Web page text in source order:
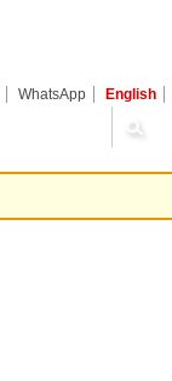
WhatsApp English